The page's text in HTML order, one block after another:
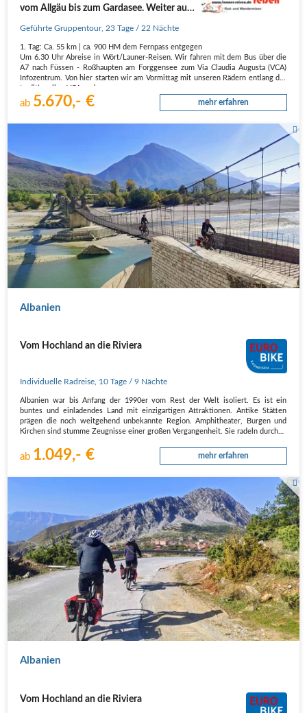
vom Allgäu bis zum Gardasee. Weiter auf
nach Rom auf dem "Sonnen-Radweg"
und von Rom nach Sizilien
Geführte Gruppentour, 23 Tage / 22 Nächte
1. Tag: Ca. 55 km | ca. 900 HM dem Fernpass entgegen
Um 6.30 Uhr Abreise in Wört/Launer-Reisen. Wir fahren mit dem Bus über die
A7 nach Füssen - Roßhaupten am Forggensee zum Via Claudia Augusta (VCA)
Infozentrum. Von hier starten wir am Vormittag mit unseren Rädern entlang der
ab 5.670,- € mehr erfahren
Albanien
Vom Hochland an die Riviera
Individuelle Radreise 10 Tage / 9 Nächte
Albanien war bis Anfang der 1990er vom Rest der Welt isoliert. Es ist ein
buntes und einladendes Land mit einzigartigen Attraktionen. Antike Stätten
prägen die noch weitgehend unbekannte Region. Amphitheater, Burgen und
Kirchen sind stumme Zeugnisse einer großen Vergangenheit. Sie radeln durch…
ab 1.049,- € mehr erfahren
Albanien
Vom Hochland an die Riviera